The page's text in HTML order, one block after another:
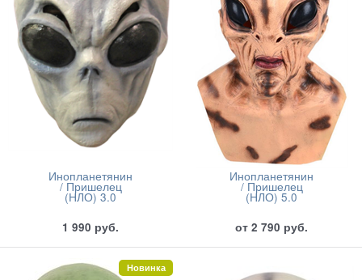
Инопланетянин
/ Пришелец
(НЛО) 3.0
1 990 руб.
Инопланетянин
/ Пришелец
(НЛО) 5.0
от 2 790 руб.
Новинка